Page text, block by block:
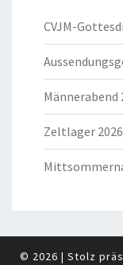
CVJM-
Männerabend
Zeltlager 2026
© 2026 | Stolz